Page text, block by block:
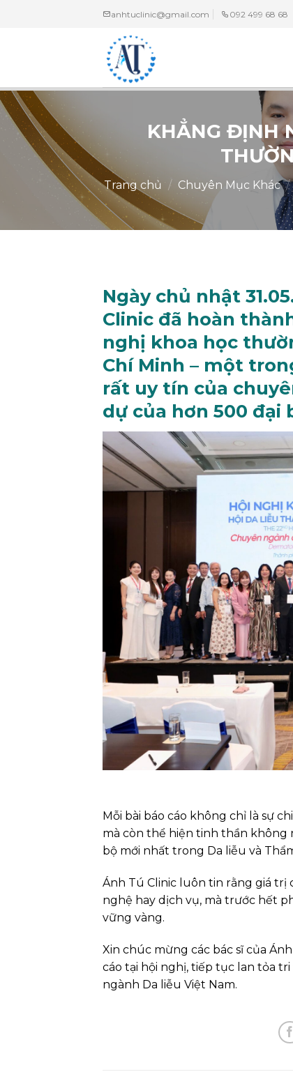
anhtuclinic@gmail.com 092 499 68 68
KHẲNG ĐỊNH
Trang chủ / Chuyên Mục Khác /
Ngày chủ nhật
Clinic đã hoàn
nghị khoa học
Chí Minh – một
rất uy tín của
dự của hơn 500 đại
Mỗi bài báo cáo không chỉ là sự
mà còn thể hiện tinh thần không
bộ mới nhất trong Da liễu và
Ánh Tú Clinic luôn tin rằng giá trị
nghệ hay dịch vụ, mà trước hết
vững vàng.
Xin chúc mừng các bác sĩ của
cáo tại hội nghị, tiếp tục lan tỏa
ngành Da liễu Việt Nam.